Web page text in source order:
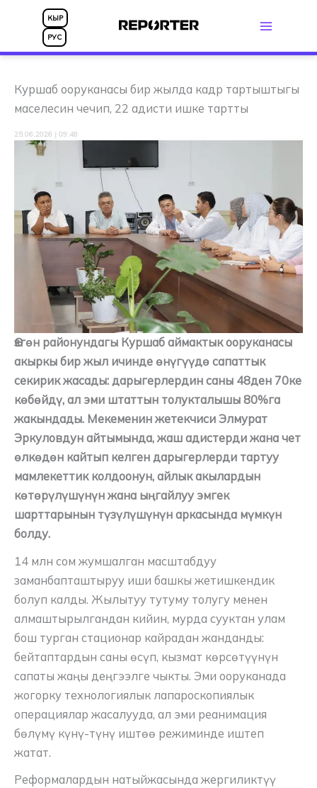
КЫР
РУС
Куршаб ооруканасы бир жылда кадр тартыштыгы
маселесин чечип, 22 адисти ишке тартты
25.06.2026 | 09:48
Өзгөн районундагы Куршаб аймактык ооруканасы
акыркы бир жыл ичинде өнүгүүдө сапаттык
секирик жасады: дарыгерлердин саны 48ден 70ке
көбөйдү, ал эми штаттын толукталышы 80%га
жакындады. Мекеменин жетекчиси Элмурат
Эркуловдун айтымында, жаш адистерди жана чет
өлкөдөн кайтып келген дарыгерлерди тартуу
мамлекеттик колдоонун, айлык акылардын
көтөрүлүшүнүн жана ыңгайлуу эмгек
шарттарынын түзүлүшүнүн аркасында мүмкүн
болду.
14 млн сом жумшалган масштабдуу
заманбапташтыруу иши башкы жетишкендик
болуп калды. Жылытуу тутуму толугу менен
алмаштырылгандан кийин, мурда сууктан улам
бош турган стационар кайрадан жанданды:
бейтаптардын саны өсүп, кызмат көрсөтүүнүн
сапаты жаңы деңгээлге чыкты. Эми ооруканада
жогорку технологиялык лапароскопиялык
операциялар жасалууда, ал эми реанимация
бөлүмү күнү-түнү иштөө режиминде иштеп
жатат.
Реформалардын натыйжасында жергиликтүү